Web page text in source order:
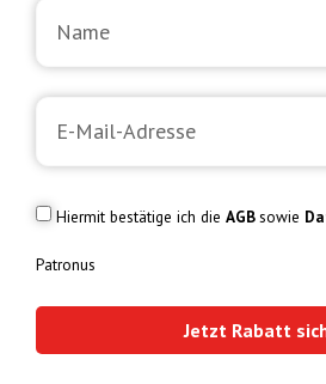
Hiermit bestätige ich die AGBsowie
Patronus
Jetzt Rabatt